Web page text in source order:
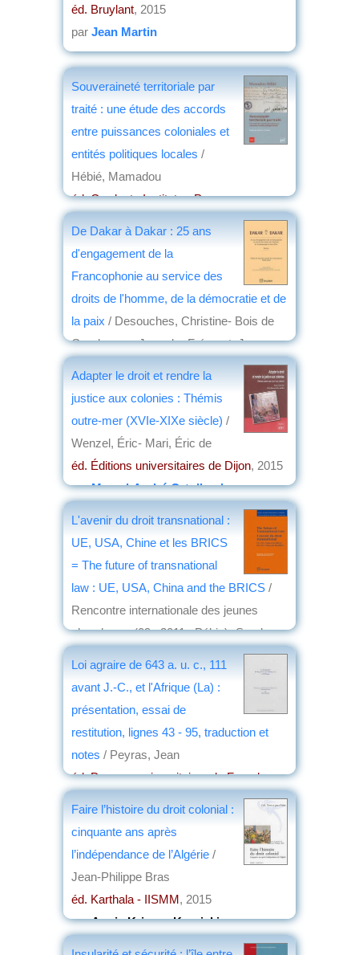
éd. Bruylant, 2015
par Jean Martin
Souveraineté territoriale par
traité : une étude des accords
entre puissances coloniales et
entités politiques locales /
Hébié, Mamadou
éd. Graduate Institute - Presses
De Dakar à Dakar : 25 ans
d'engagement de la
Francophonie au service des
droits de l'homme, de la démocratie et de
la paix / Desouches, Christine- Bois de
Gaudusson, Jean du- Frémont, Jacques-
Adapter le droit et rendre la
justice aux colonies : Thémis
outre-mer (XVIe-XIXe siècle) /
Wenzel, Éric- Mari, Éric de
éd. Éditions universitaires de Dijon, 2015
parMarcel-André Ortolland
L'avenir du droit transnational :
UE, USA, Chine et les BRICS
= The future of transnational
law : UE, USA, China and the BRICS /
Rencontre internationale des jeunes
chercheurs (09 ; 2011 ; Pékin)- Snyder,
Loi agraire de 643 a. u. c., 111
avant J.-C., et l'Afrique (La) :
présentation, essai de
restitution, lignes 43 - 95, traduction et
notes / Peyras, Jean
éd. Presses universitaires de Franche-
Faire l’histoire du droit colonial :
cinquante ans après
l’indépendance de l’Algérie /
Jean-Philippe Bras
éd. Karthala - IISMM, 2015
parAnnie Krieger-Krynicki